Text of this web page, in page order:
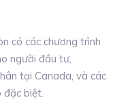
có các chương trình
người đầu tư,
tại Canada, và các
biệt.